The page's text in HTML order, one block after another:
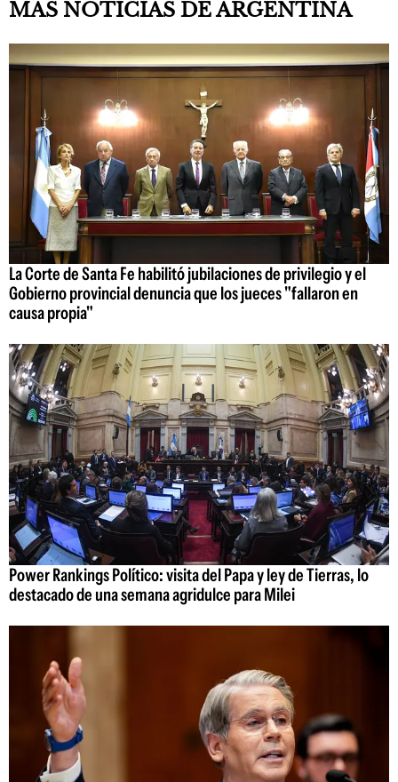
MÁS NOTICIAS DE ARGENTINA
La Corte de Santa Fe habilitó jubilaciones de privilegio y el
Gobierno provincial denuncia que los jueces "fallaron en
causa propia"
Power Rankings Político: visita del Papa y ley de Tierras, lo
destacado de una semana agridulce para Milei